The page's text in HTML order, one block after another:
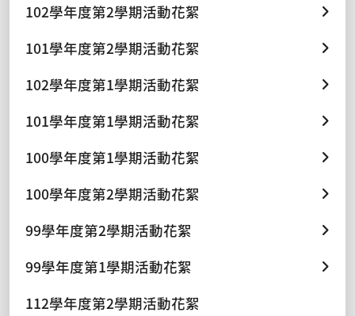
102學年度第2學期活動花絮
101學年度第2學期活動花絮
102學年度第1學期活動花絮
101學年度第1學期活動花絮
100學年度第1學期活動花絮
100學年度第2學期活動花絮
99學年度第2學期活動花絮
99學年度第1學期活動花絮
112學年度第2學期活動花絮